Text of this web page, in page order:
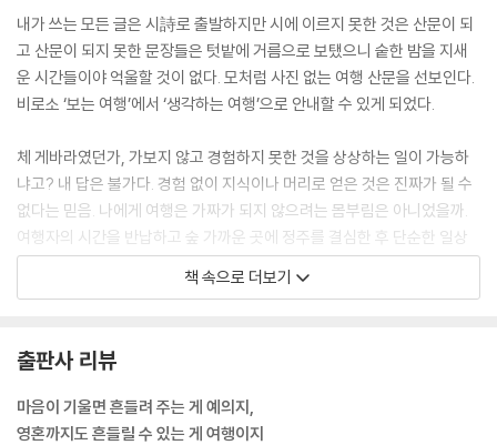
불타의 그림자가 서린 불영사
용주사와 융건릉 소나무 둘레길
불국사와 왕릉, 천년의 시간을 걷다
마곡사와 공주 공산성
금산사 미륵전
백제의 미소, 서산 마애삼존불
무릉계곡과 삼척 삼화사
해인사와 팔만대장경
수덕사 목어와 풍경 소리
내가 쓰는 모든 글은 시詩로 출발하지만 시에 이르지 못한 것은 산문이 되
고 산문이 되지 못한 문장들은 텃밭에 거름으로 보탰으니 숱한 밤을 지새
운 시간들이야 억울할 것이 없다. 모처럼 사진 없는 여행 산문을 선보인다.
비로소 ‘보는 여행’에서 ‘생각하는 여행’으로 안내할 수 있게 되었다.
체 게바라였던가, 가보지 않고 경험하지 못한 것을 상상하는 일이 가능하
냐고? 내 답은 불가다. 경험 없이 지식이나 머리로 얻은 것은 진짜가 될 수
없다는 믿음. 나에게 여행은 가짜가 되지 않으려는 몸부림은 아니었을까.
여행자의 시간을 반납하고 숲 가까운 곳에 정주를 결심한 후 단순한 일상
을 누리는 현재의 삶을 ‘그린 노마드’라 정의하고 싶다. 매일 매 순간이라는
선물, 남루조차 평온으로 이끄는 여여, 이 책은 숨어있는 우리 모두의 자
---「머리말」중에서
하루는 부겐빌레아 울타리 앞에 선 채 물었다. “킴, 이 섬에서 가장 좋아하
책 속으로 더보기
출판사 리뷰
마음이 기울면 흔들려 주는 게 예의지,
영혼까지도 흔들릴 수 있는 게 여행이지